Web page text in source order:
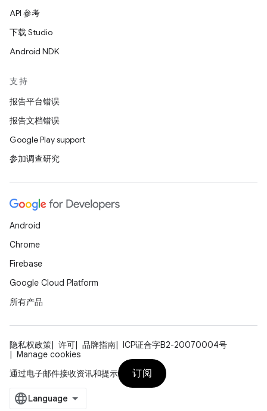
API 参考
下载 Studio
Android NDK
支持
报告平台错误
报告文档错误
Google Play support
参加调查研究
Android
Chrome
Firebase
Google Cloud Platform
所有产品
隐私权政策 许可 品牌指南
ICP证合字B2-20070004号
Manage cookies
通过电子邮件接收资讯和提示
订阅